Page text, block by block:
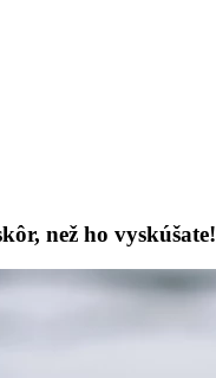
než ho vyskúšate!